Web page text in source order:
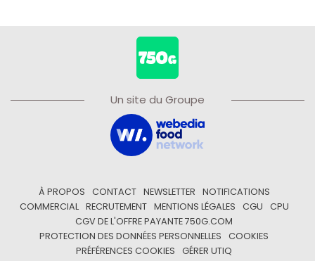
Un site du Groupe
À PROPOS CONTACT NEWSLETTER
NOTIFICATIONS
COMMERCIAL
RECRUTEMENT MENTIONS LÉGALES CGU
CPU
CGV DE L'OFFRE PAYANTE 750G.COM
PROTECTION DES DONNÉES PERSONNELLES
COOKIES
PRÉFÉRENCES COOKIES
GÉRER UTIQ